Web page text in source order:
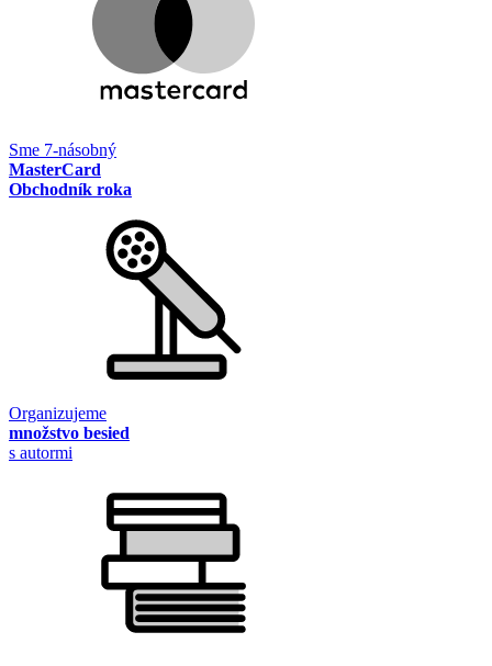
Sme 7-násobný
MasterCard
Obchodník roka
Organizujeme
množstvo besied
s autormi